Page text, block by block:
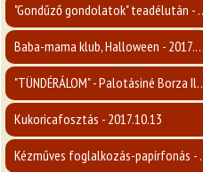
"Gondűző
Baba-mama klub, Halloween - 2017.10.31.
"TÜNDÉRÁLOM" -
Kukoricafosztás - 2017.10.13